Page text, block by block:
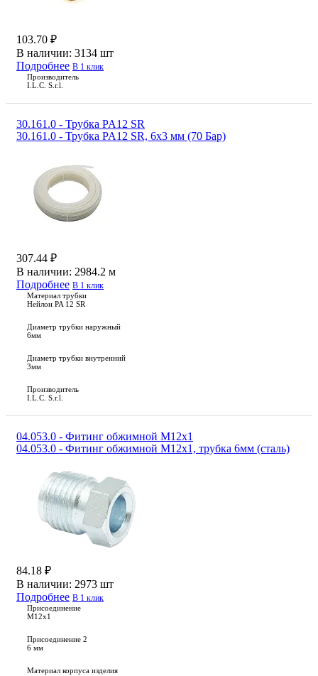
103.70 ₽
В наличии: 3134 шт
Подробнее В 1 клик
Производитель
I.L.C. S.r.l.
30.161.0 - Трубка PA12 SR
30.161.0 - Трубка PA12 SR, 6х3 мм (70 Бар)
307.44 ₽
В наличии: 2984.2 м
Подробнее В 1 клик
Материал трубки
Нейлон PA 12 SR
Диаметр трубки наружный
6мм
Диаметр трубки внутренний
3мм
Производитель
I.L.C. S.r.l.
04.053.0 - Фитинг обжимной М12х1
04.053.0 - Фитинг обжимной М12х1, трубка 6мм (сталь)
84.18 ₽
В наличии: 2973 шт
Подробнее В 1 клик
Присоединение
M12x1
Присоединение 2
6 мм
Материал корпуса изделия